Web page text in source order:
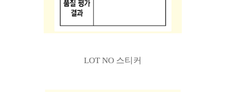
LOT NO 스티커